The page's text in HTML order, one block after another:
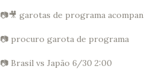
📷🎥 garotas de programa
📷 procuro garota de programa
📷 Brasil vs Japão 6/30 2:00